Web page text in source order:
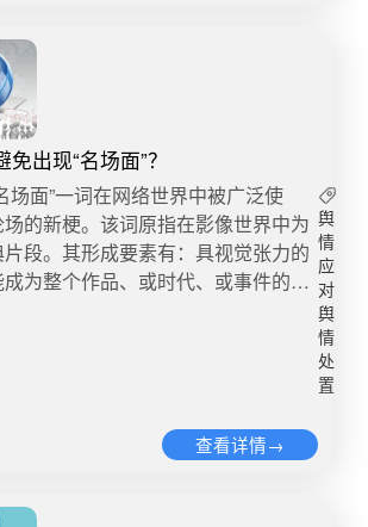
说辞，美化犯罪者、丑化受害者，
意、无知。女人是消费者不是消费
‘创意’广告遭到舆论指责，是必然
大女性消费者会用脚投票，不会为
报》-创意不是
更有效。有错
自己一直做得如何好，你是来撮火
释”就是“掩饰”，“真辩解”就是“假认
舆情”，别无他用。 消费者有若
受害者原罪论的产品广告，已是价值
题，那在道歉信里夹带广告私货，试
更给人以消费舆论的即视感。“加戏
诺轻执行。如果因为萌发期舆情反
力较小而不解决，或解决问题速度
态势，就会造成小事拖大，甚至给
门慢作为、不作为的印象，影响政
确实存在执行困难，也需做好信息
的理解和支持。切忌无视舆论真实
现实问题在线上的延伸，在引导处
情引导处置的形式，而忽略舆论背
舆论诉求，不但无法很好地解决实
给公众留下相关部门形式主义的印
发期的风险较高，如果相关部门采取
出现“名场面”？
场面”一词在网络世界中被广泛使
的新梗。该词原指在影像世界中为
段。其形成要素有：具视觉张力的
为整个作品、或时代、或事件的精
作、一张图片、一段视频以及一个场
网民高度关注，涉事单位、个人稍有
讥讽的“名场面”，甚至在一定程度
舆
情
应
对
舆
情
处
置
查看详情→